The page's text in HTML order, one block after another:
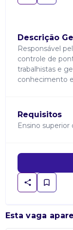
Descrição
Responsável
controle de
trabalhistas e
conhecimento
Requisitos
Ensino
Esta vaga